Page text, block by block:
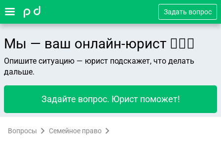
Задать вопрос
Мы — ваш онлайн-юрист 👨🏻‍⚖️
Опишите ситуацию — юрист подскажет, что делать
дальше.
Задайте вопрос. Юрист поможет!
Вопросы Семейное право